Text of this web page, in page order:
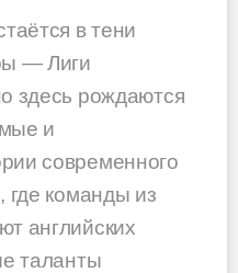
в тени
— Лиги
здесь рождаются
и
современного
где команды из
английских
таланты